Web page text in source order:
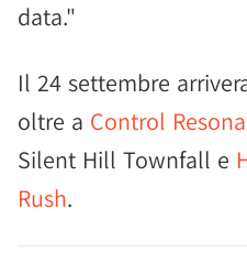
data."
Il 24 settembre
oltre a Control
Silent Hill Townfall e
Rush.